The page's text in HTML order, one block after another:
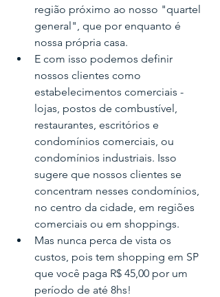
região próximo ao nosso "quartel
general", que por enquanto é
nossa própria casa.
E com isso podemos definir
nossos clientes como
estabelecimentos comerciais -
lojas, postos de combustível,
restaurantes, escritórios e
condomínios comerciais, ou
condomínios industriais. Isso
sugere que nossos clientes se
concentram nesses condomínios,
no centro da cidade, em regiões
comerciais ou em shoppings.
Mas nunca perca de vista os
custos, pois tem shopping em SP
que você paga R$ 45,00 por um
período de até 8hs!